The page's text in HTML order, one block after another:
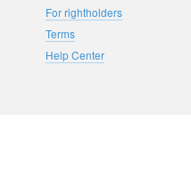
For rightholders
Terms
Help Center